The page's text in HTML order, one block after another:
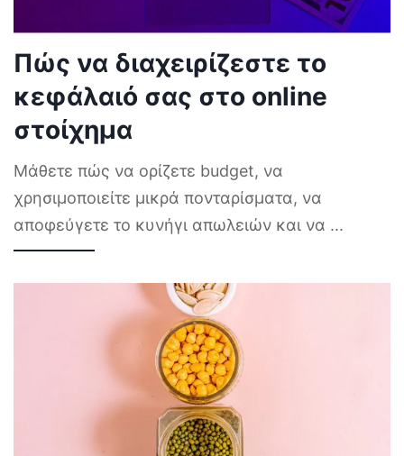
Πώς να διαχειρίζεστε το
κεφάλαιό σας στο online
στοίχημα
Μάθετε πώς να ορίζετε budget, να
χρησιμοποιείτε μικρά πονταρίσματα, να
αποφεύγετε το κυνήγι απωλειών και να ...